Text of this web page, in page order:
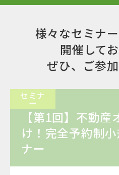
様々なセミナ
開催してお
ぜひ、ご参加
セミナ
ー
【第1回】不動産
け！完全予約制
ナー